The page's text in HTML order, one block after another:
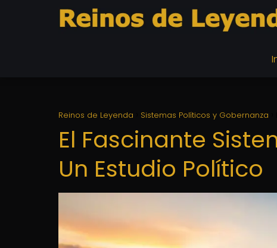
Reinos de Leyenda Sistemas Políticos y Gobernanza
El Fascinante
Un Estudio Político